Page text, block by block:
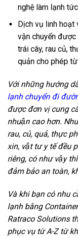
nghệ làm lạnh
Dịch vụ linh
vận chuyển
trái cây, rau củ,
quản cho phép
Với những hướng
lạnh chuyển đi
được đơn vị cung
nhuận cao hơn.
rau, củ, quả, thực
xin, vật tư y tế đều
riêng, có như vậy
đảm bảo an toàn,
Và khi bạn có nhu
lạnh bằng
Ratraco Solutions
phục vụ từ A-Z từ